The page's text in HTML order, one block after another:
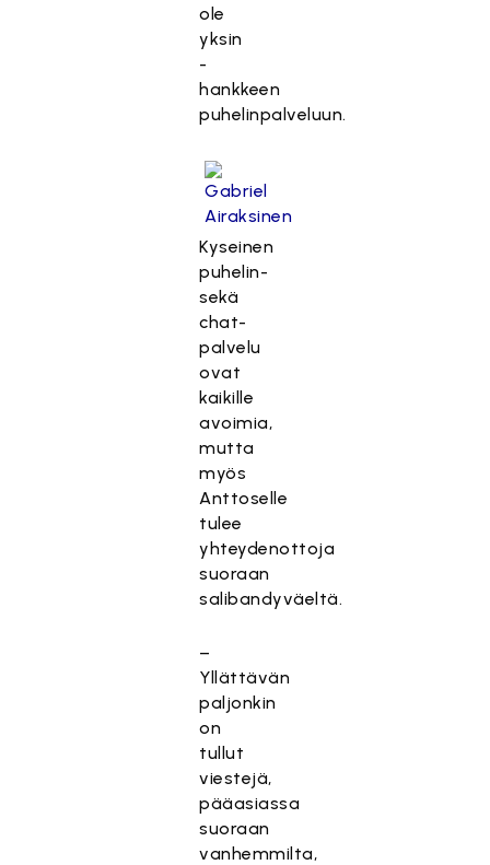
ole
yksin
-
hankkeen
puhelinpalveluun.
Kyseinen
puhelin-
sekä
chat-
palvelu
ovat
kaikille
avoimia,
mutta
myös
Anttoselle
tulee
yhteydenottoja
suoraan
salibandyväeltä.
–
Yllättävän
paljonkin
on
tullut
viestejä,
pääasiassa
suoraan
vanhemmilta,